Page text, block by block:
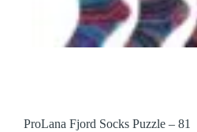
ProLana Fjord Socks Puzzle – 81